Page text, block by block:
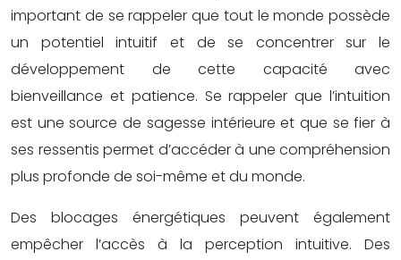
important de se rappeler que tout le monde possède
un potentiel intuitif et de se concentrer sur le
développement de cette capacité avec
bienveillance et patience. Se rappeler que l’intuition
est une source de sagesse intérieure et que se fier à
ses ressentis permet d’accéder à une compréhension
plus profonde de soi-même et du monde.
Des blocages énergétiques peuvent également
empêcher l’accès à la perception intuitive. Des